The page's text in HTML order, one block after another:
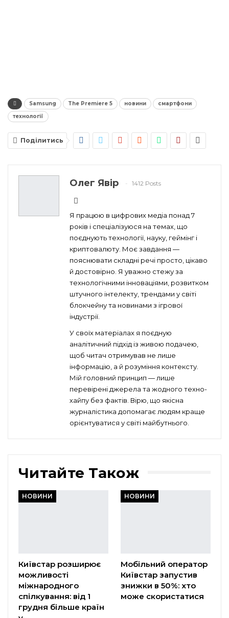
Samsung The Premiere 5 новини
смартфони
технології
Поділитись
Олег Явір 1412 Posts
Я працюю в цифрових медіа понад 7
років і спеціалізуюся на темах, що
поєднують технології, науку, геймінг і
криптовалюту. Моє завдання —
пояснювати складні речі просто, цікаво
й достовірно. Я уважно стежу за
технологічними інноваціями, розвитком
штучного інтелекту, трендами у світі
блокчейну та новинами з ігрової
індустрії.
У своїх матеріалах я поєдную
аналітичний підхід із живою подачею,
щоб читач отримував не лише
інформацію, а й розуміння контексту.
Мій головний принцип — лише
перевірені джерела та жодного техно-
хайпу без фактів. Вірю, що якісна
журналістика допомагає людям краще
орієнтуватися у світі майбутнього.
Читайте Також
НОВИНИ
Київстар розширює
можливості
міжнародного
спілкування: від 1
грудня більше країн
НОВИНИ
Мобільний оператор
Київстар запустив
знижки в 50%: хто
може скористатися